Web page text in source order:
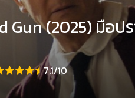
Gun (2025) มือป
7.1/10